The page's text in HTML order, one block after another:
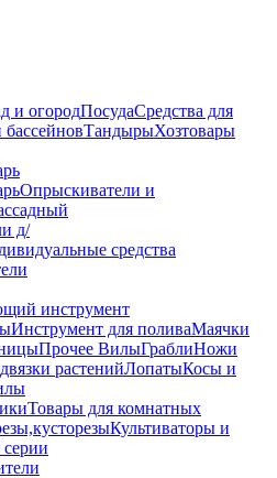
и огородПосудаСредства для
ТандырыХозтовары
Опрыскиватели и
д/
средства
инструмент
Инструмент для поливаМаячки
Прочее ВилыГраблиНожи
растенийЛопатыКосы и
Товары для комнатных
Культиваторы и